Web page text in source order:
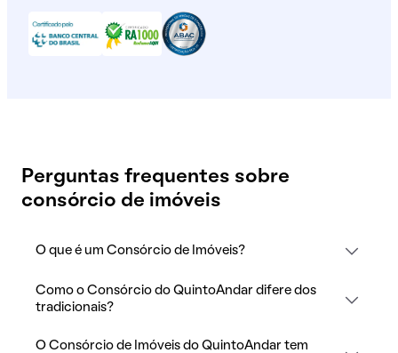
Perguntas frequentes sobre
consórcio de imóveis
O que é um Consórcio de Imóveis?
Como o Consórcio do QuintoAndar difere dos
tradicionais?
O Consórcio de Imóveis do QuintoAndar tem